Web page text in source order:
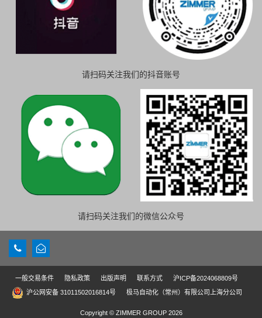
请扫码关注我们的抖音账号
请扫码关注我们的微信公众号
一般交易条件 隐私政策 出版声明 联系方式
沪ICP备2024068809号
沪公网安备 31011502016814号
极马自动化（常州）有限公司上海分公司
Copyright © ZIMMER GROUP 2026